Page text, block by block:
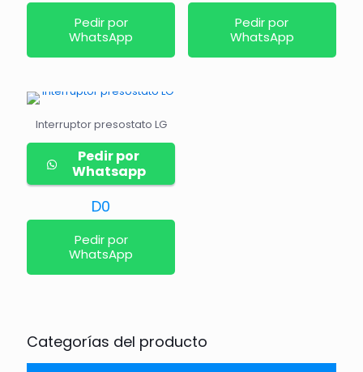
Pedir por
WhatsApp
Pedir por
WhatsApp
Interruptor presostato LG
Pedir por
Whatsapp
D0
Pedir por
WhatsApp
Categorías del producto